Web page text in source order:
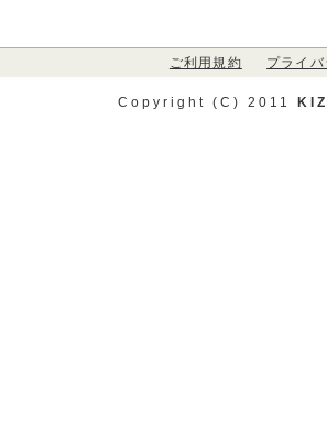
ご利用規約 プライ
Copyright (C) 2011